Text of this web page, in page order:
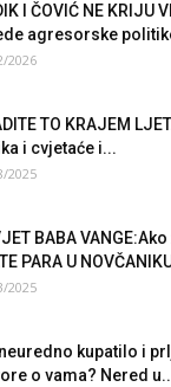
I ČOVIĆ NE KRIJU
agresorske
2026
TO KRAJEM
i cvjetaće i...
2025
BABA
PARA U
2025
kupatilo i
o vama? Nered